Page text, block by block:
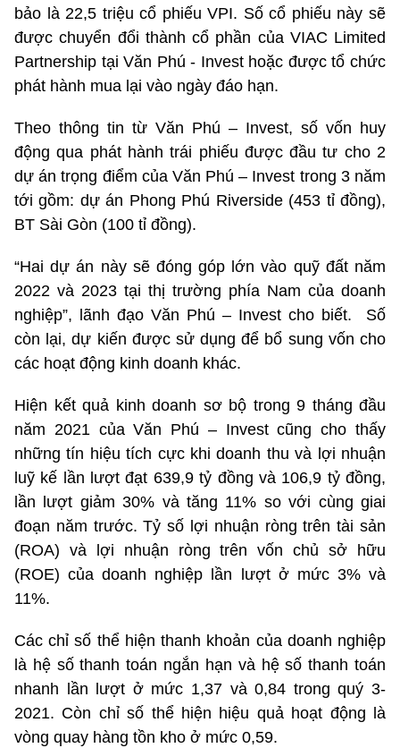
bảo là 22,5 triệu cổ phiếu VPI. Số cổ phiếu này sẽ
được chuyển đổi thành cổ phần của VIAC Limited
Partnership tại Văn Phú - Invest hoặc được tổ chức
phát hành mua lại vào ngày đáo hạn.
Theo thông tin từ Văn Phú – Invest, số vốn huy
động qua phát hành trái phiếu được đầu tư cho 2
dự án trọng điểm của Văn Phú – Invest trong 3 năm
tới gồm: dự án Phong Phú Riverside (453 tỉ đồng),
BT Sài Gòn (100 tỉ đồng).
“Hai dự án này sẽ đóng góp lớn vào quỹ đất năm
2022 và 2023 tại thị trường phía Nam của doanh
nghiệp”, lãnh đạo Văn Phú – Invest cho biết. Số
còn lại, dự kiến được sử dụng để bổ sung vốn cho
các hoạt động kinh doanh khác.
Hiện kết quả kinh doanh sơ bộ trong 9 tháng đầu
năm 2021 của Văn Phú – Invest cũng cho thấy
những tín hiệu tích cực khi doanh thu và lợi nhuận
luỹ kế lần lượt đạt 639,9 tỷ đồng và 106,9 tỷ đồng,
lần lượt giảm 30% và tăng 11% so với cùng giai
đoạn năm trước. Tỷ số lợi nhuận ròng trên tài sản
(ROA) và lợi nhuận ròng trên vốn chủ sở hữu
(ROE) của doanh nghiệp lần lượt ở mức 3% và
11%.
Các chỉ số thể hiện thanh khoản của doanh nghiệp
là hệ số thanh toán ngắn hạn và hệ số thanh toán
nhanh lần lượt ở mức 1,37 và 0,84 trong quý 3-
2021. Còn chỉ số thể hiện hiệu quả hoạt động là
vòng quay hàng tồn kho ở mức 0,59.